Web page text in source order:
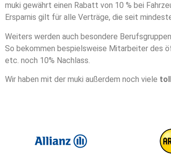
muki gewährt einen Rabatt von 10 % bei
Ersparnis gilt für alle Verträge, die seit
Weiters werden auch besondere
So bekommen bespielsweise Mitarbeiter des
etc. noch 10% Nachlass.
Wir haben mit der muki außerdem noch viele